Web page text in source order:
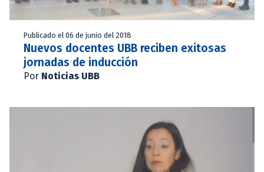
Publicado el 06 de junio del 2018
Nuevos docentes UBB reciben exitosas
jornadas de inducción
Por Noticias UBB